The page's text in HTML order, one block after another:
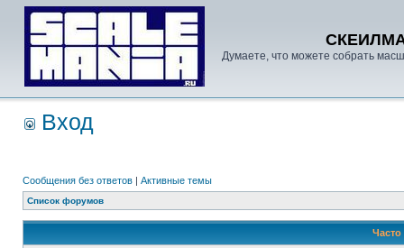
Думаете, что можете собрать
Вход
Сообщения без ответов | Активные темы
Список форумов